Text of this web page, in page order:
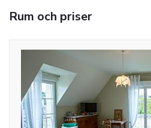
Rum och priser